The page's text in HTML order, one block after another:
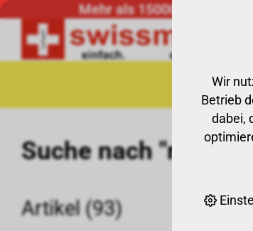
Mehr als 15000
Aktionen
Suche nach "refine"
Artikel (93)
Wir
Betrieb
dabei,